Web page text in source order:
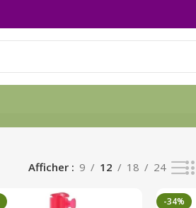
Afficher 9 12 18 24
-34%